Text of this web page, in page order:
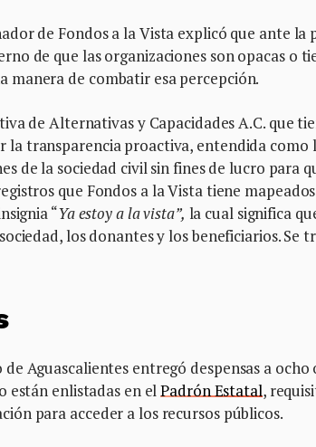
de Fondos a la Vista explicó que ante la
de que las organizaciones son opacas o
manera de combatir esa percepción.
de Alternativas y Capacidades A.C. que
la transparencia proactiva, entendida
de la sociedad civil sin fines de lucro para
que Fondos a la Vista tiene
“Ya estoy a la vista”, la cual significa
los donantes y los beneficiarios. Se
Aguascalientes entregó despensas a
están enlistadas en elPadrón Estatal,
para acceder a los recursos públicos.